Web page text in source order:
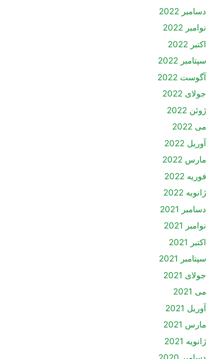
دسامبر 2022
نوامبر 2022
اکتبر 2022
سپتامبر 2022
آگوست 2022
جولای 2022
ژوئن 2022
می 2022
آوریل 2022
مارس 2022
فوریه 2022
ژانویه 2022
دسامبر 2021
نوامبر 2021
اکتبر 2021
سپتامبر 2021
جولای 2021
می 2021
آوریل 2021
مارس 2021
ژانویه 2021